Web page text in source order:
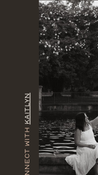
CONNECT WITH
KAITLYN